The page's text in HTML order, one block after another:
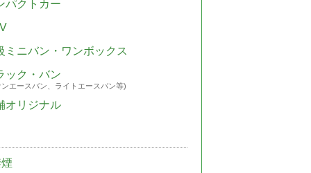
パクトカー
ミニバン・ワンボックス
ック・バン
エースバン、ライトエースバン等)
オリジナル